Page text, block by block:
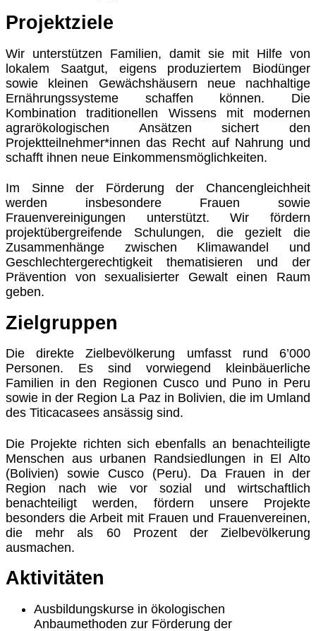
Projektziele
Wir unterstützen Familien, damit sie mit Hilfe von
lokalem Saatgut, eigens produziertem Biodünger
sowie kleinen Gewächshäusern neue nachhaltige
Ernährungssysteme schaffen können. Die
Kombination traditionellen Wissens mit modernen
agrarökologischen Ansätzen sichert den
Projektteilnehmer*innen das Recht auf Nahrung und
schafft ihnen neue Einkommensmöglichkeiten.
Im Sinne der Förderung der Chancengleichheit
werden insbesondere Frauen sowie
Frauenvereinigungen unterstützt. Wir fördern
projektübergreifende Schulungen, die gezielt die
Zusammenhänge zwischen Klimawandel und
Geschlechtergerechtigkeit thematisieren und der
Prävention von sexualisierter Gewalt einen Raum
geben.
Zielgruppen
Die direkte Zielbevölkerung umfasst rund 6’000
Personen. Es sind vorwiegend kleinbäuerliche
Familien in den Regionen Cusco und Puno in Peru
sowie in der Region La Paz in Bolivien, die im Umland
des Titicacasees ansässig sind.
Die Projekte richten sich ebenfalls an benachteiligte
Menschen aus urbanen Randsiedlungen in El Alto
(Bolivien) sowie Cusco (Peru). Da Frauen in der
Region nach wie vor sozial und wirtschaftlich
benachteiligt werden, fördern unsere Projekte
besonders die Arbeit mit Frauen und Frauenvereinen,
die mehr als 60 Prozent der Zielbevölkerung
ausmachen.
Aktivitäten
Ausbildungskurse in ökologischen
Anbaumethoden zur Förderung der